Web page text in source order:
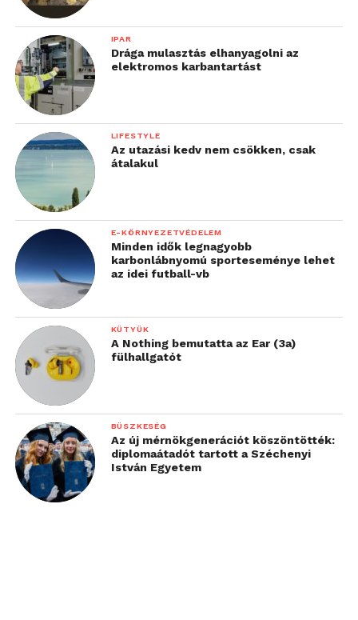
IPAR
Drága mulasztás elhanyagolni az
elektromos karbantartást
LIFESTYLE
Az utazási kedv nem csökken, csak
átalakul
E-KÖRNYEZETVÉDELEM
Minden idők legnagyobb
karbonlábnyomú sporteseménye lehet
az idei futball-vb
KÜTYÜK
A Nothing bemutatta az Ear (3a)
fülhallgatót
BÜSZKESÉG
Az új mérnökgenerációt köszöntötték:
diplomaátadót tartott a Széchenyi
István Egyetem